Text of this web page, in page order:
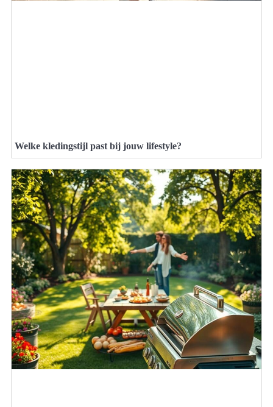
Welke kledingstijl past bij jouw lifestyle?